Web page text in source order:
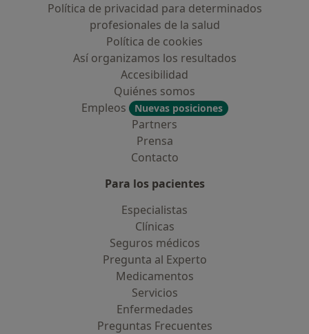
Política de privacidad para determinados
profesionales de la salud
Política de cookies
Así organizamos los resultados
Accesibilidad
Quiénes somos
Empleos
Nuevas posiciones
Partners
Prensa
Contacto
Para los pacientes
Especialistas
Clínicas
Seguros médicos
Pregunta al Experto
Medicamentos
Servicios
Enfermedades
Preguntas Frecuentes